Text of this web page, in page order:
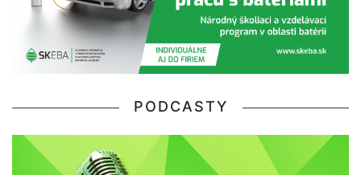
PODCASTY